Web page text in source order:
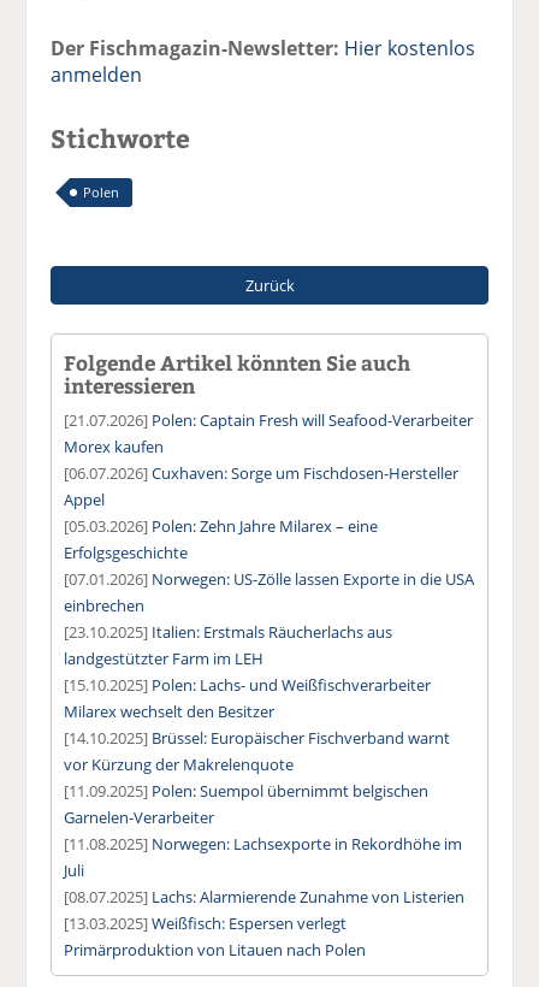
Der Fischmagazin-Newsletter: Hier kostenlos
anmelden
Stichworte
Polen
Zurück
Folgende Artikel könnten Sie auch
interessieren
[21.07.2026] Polen: Captain Fresh will Seafood-Verarbeiter
Morex kaufen
[06.07.2026]Cuxhaven: Sorge um Fischdosen-Hersteller
Appel
[05.03.2026] Polen: Zehn Jahre Milarex – eine
Erfolgsgeschichte
[07.01.2026] Norwegen: US-Zölle lassen Exporte in die USA
einbrechen
[23.10.2025] Italien: Erstmals Räucherlachs aus
landgestützter Farm im LEH
[15.10.2025] Polen: Lachs- und Weißfischverarbeiter
Milarex wechselt den Besitzer
[14.10.2025] Brüssel: Europäischer Fischverband warnt
vor Kürzung der Makrelenquote
[11.09.2025] Polen: Suempol übernimmt belgischen
Garnelen-Verarbeiter
[11.08.2025] Norwegen: Lachsexporte in Rekordhöhe im
Juli
[08.07.2025] Lachs: Alarmierende Zunahme von Listerien
[13.03.2025]Weißfisch: Espersen verlegt
Primärproduktion von Litauen nach Polen